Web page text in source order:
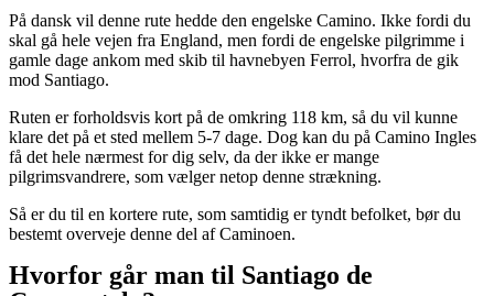
På dansk vil denne rute hedde den engelske Camino. Ikke fordi du
skal gå hele vejen fra England, men fordi de engelske pilgrimme i
gamle dage ankom med skib til havnebyen Ferrol, hvorfra de gik
mod Santiago.
Ruten er forholdsvis kort på de omkring 118 km, så du vil kunne
klare det på et sted mellem 5-7 dage. Dog kan du på Camino Ingles
få det hele nærmest for dig selv, da der ikke er mange
pilgrimsvandrere, som vælger netop denne strækning.
Så er du til en kortere rute, som samtidig er tyndt befolket, bør du
bestemt overveje denne del af Caminoen.
Hvorfor går man til Santiago de